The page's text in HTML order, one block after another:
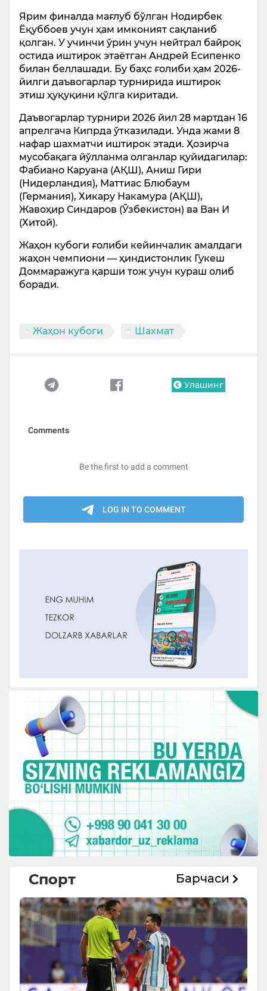
Ярим финалда мағлуб бўлган Нодирбек
Ёқуббоев учун ҳам имконият сақланиб
қолган. У учинчи ўрин учун нейтрал байроқ
остида иштирок этаётган Андрей Есипенко
билан беллашади. Бу баҳс ғолиби ҳам 2026-
йилги даъвогарлар турнирида иштирок
этиш ҳуқуқини қўлга киритади.
Даъвогарлар турнири 2026 йил 28 мартдан 16
апрелгача Кипрда ўтказилади. Унда жами 8
нафар шахматчи иштирок этади. Ҳозирча
мусобақага йўлланма олганлар қуйидагилар:
Фабиано Каруана (АҚШ), Аниш Гири
(Нидерландия), Маттиас Блюбаум
(Германия), Хикару Накамура (АҚШ),
Жавоҳир Синдаров (Ўзбекистон) ва Ван И
(Хитой).
Жаҳон кубоги ғолиби кейинчалик амалдаги
жаҳон чемпиони — ҳиндистонлик Гукеш
Доммаражуга қарши тож учун кураш олиб
боради.
Жаҳон кубоги Шахмат
Улашинг
Спорт Барчаси